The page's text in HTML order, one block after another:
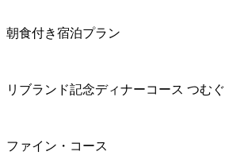
朝食付き宿泊プラン
リブランド記念ディナーコース つむぐ
ファイン・コース